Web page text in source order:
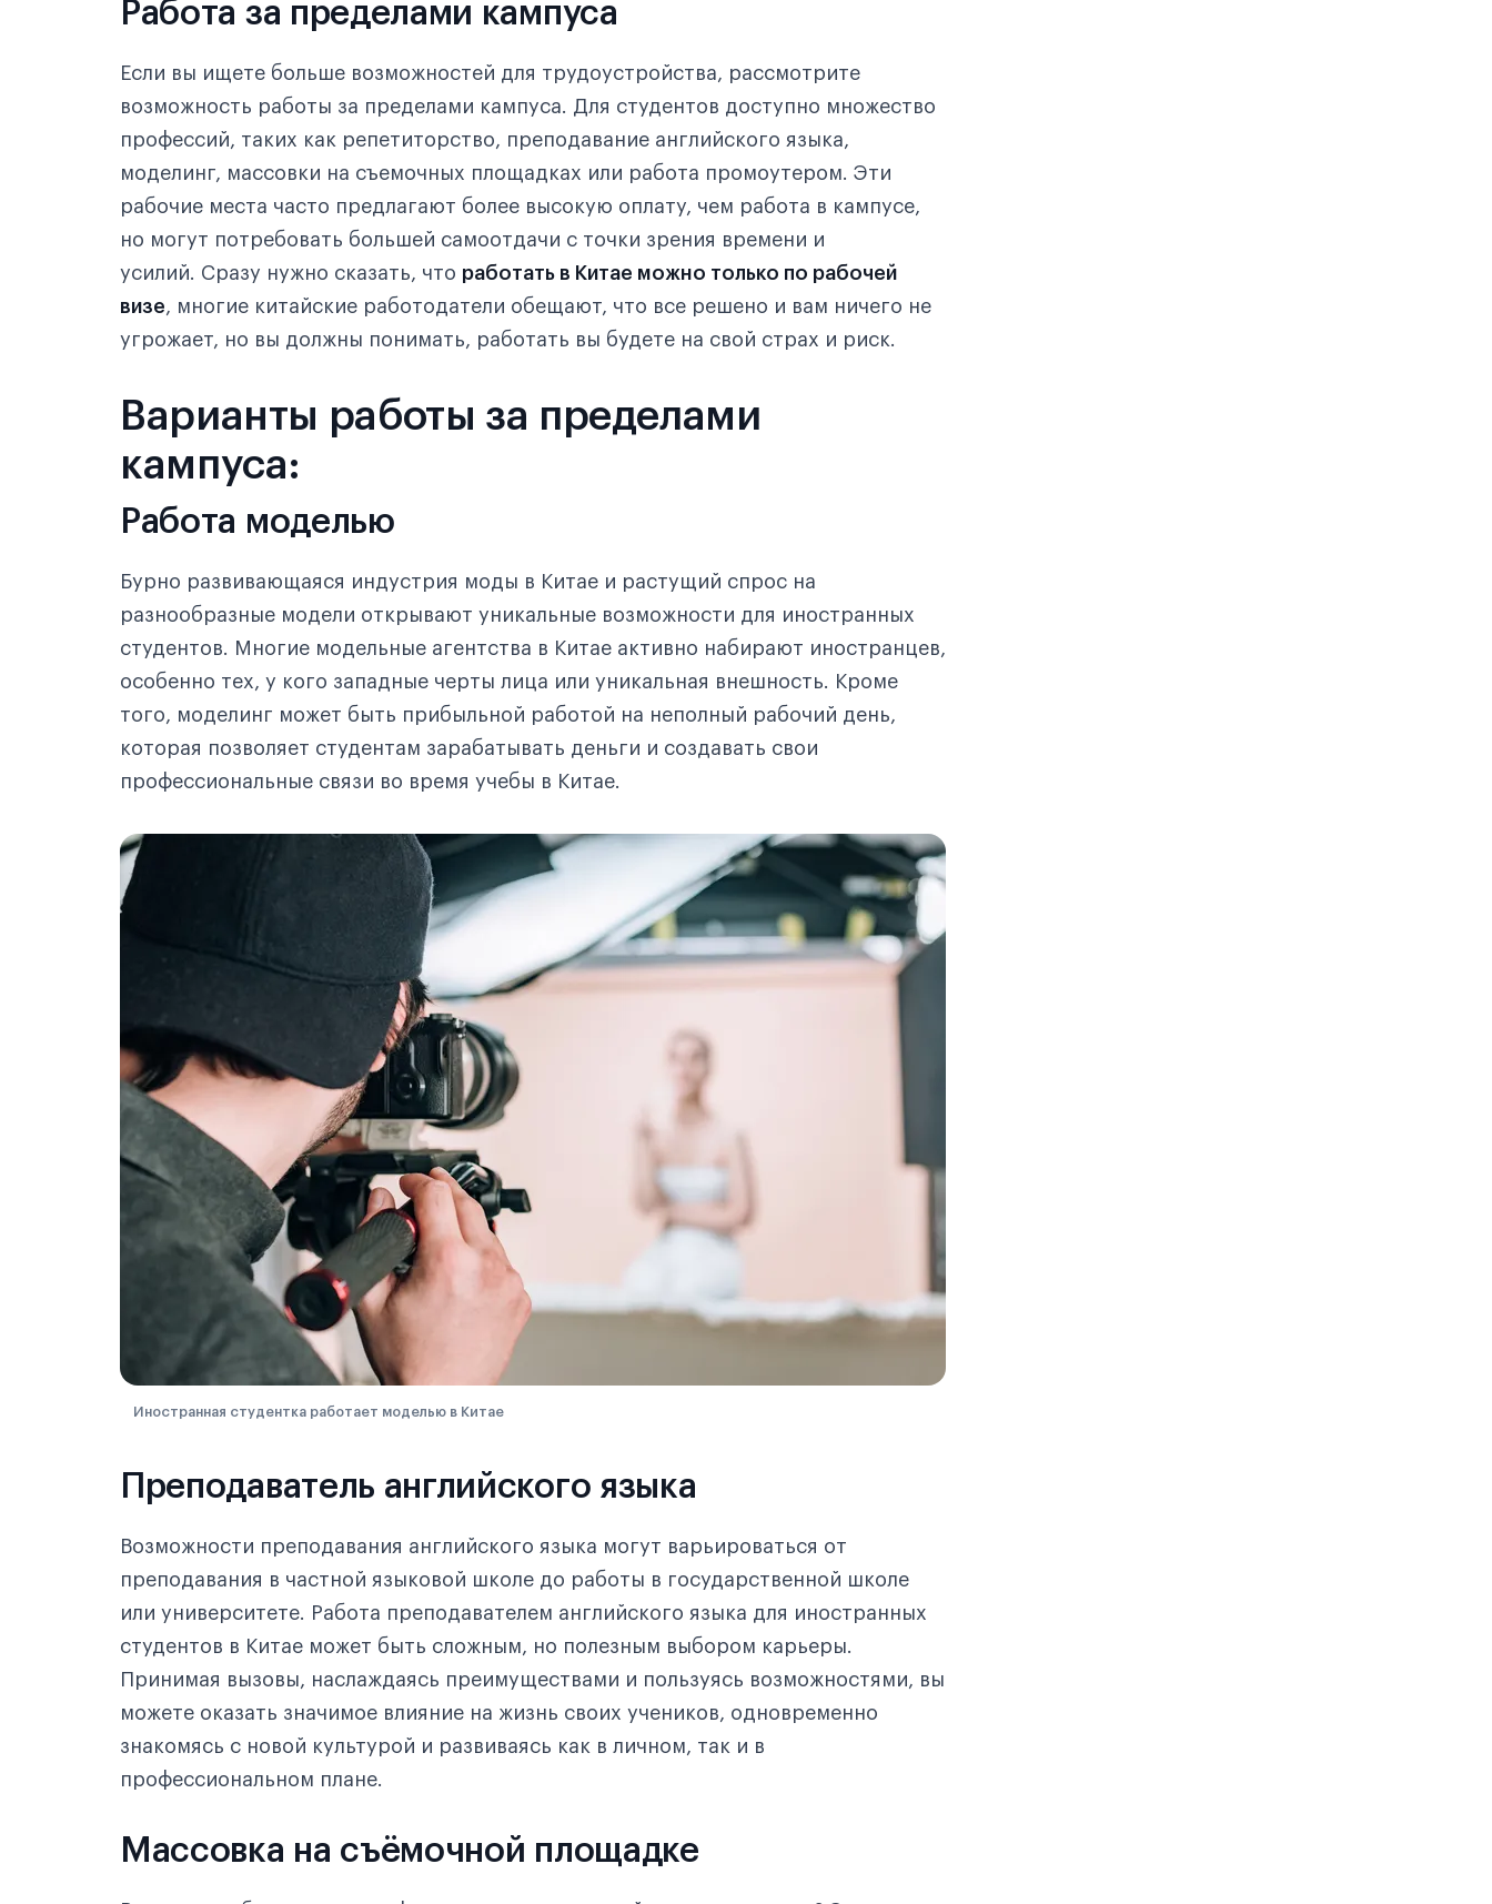
Работа за пределами кампуса
Если вы ищете больше возможностей для трудоустройства, рассмотрите
возможность работы за пределами кампуса. Для студентов доступно множество
профессий, таких как репетиторство, преподавание английского языка,
моделинг, массовки на съемочных площадках или работа промоутером. Эти
рабочие места часто предлагают более высокую оплату, чем работа в кампусе,
но могут потребовать большей самоотдачи с точки зрения времени и
усилий. Сразу нужно сказать, что работать в Китае можно только по рабочей
визе, многие китайские работодатели обещают, что все решено и вам ничего не
угрожает, но вы должны понимать, работать вы будете на свой страх и риск.
Варианты работы за пределами
кампуса:
Работа моделью
Бурно развивающаяся индустрия моды в Китае и растущий спрос на
разнообразные модели открывают уникальные возможности для иностранных
студентов. Многие модельные агентства в Китае активно набирают иностранцев,
особенно тех, у кого западные черты лица или уникальная внешность. Кроме
того, моделинг может быть прибыльной работой на неполный рабочий день,
которая позволяет студентам зарабатывать деньги и создавать свои
профессиональные связи во время учебы в Китае.
Иностранная студентка работает моделью в Китае
Преподаватель английского языка
Возможности преподавания английского языка могут варьироваться от
преподавания в частной языковой школе до работы в государственной школе
или университете. Работа преподавателем английского языка для иностранных
студентов в Китае может быть сложным, но полезным выбором карьеры.
Принимая вызовы, наслаждаясь преимуществами и пользуясь возможностями, вы
можете оказать значимое влияние на жизнь своих учеников, одновременно
знакомясь с новой культурой и развиваясь как в личном, так и в
профессиональном плане.
Массовка на съёмочной площадке